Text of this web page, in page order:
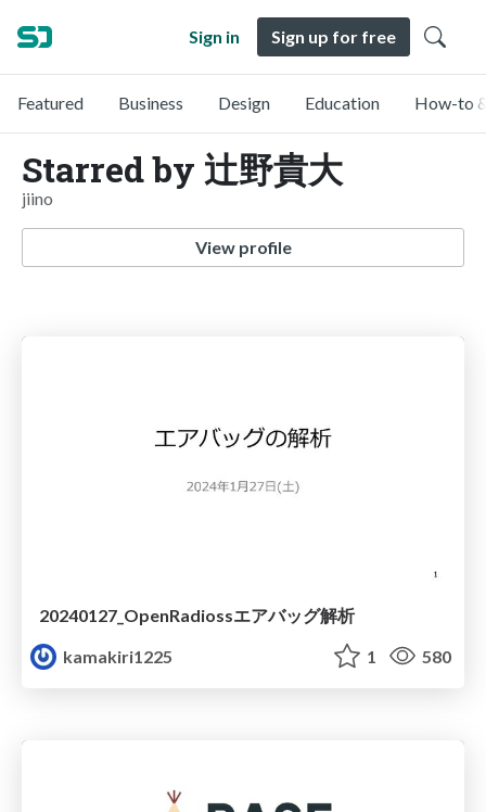
Sign in Sign up for free
Featured Business Design Education How-to
Starred by 辻野貴大
jiino
View profile
20240127_OpenRadiossエアバッグ解析
kamakiri1225
1 580